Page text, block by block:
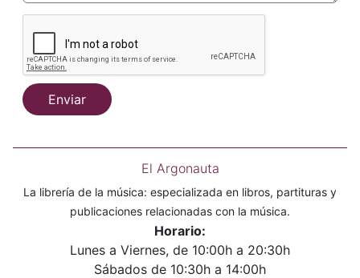
Enviar
El Argonauta
La librería de la música: especializada en libros, partituras y
publicaciones relacionadas con la música.
Horario:
Lunes a Viernes, de 10:00h a 20:30h
Sábados de 10:30h a 14:00h